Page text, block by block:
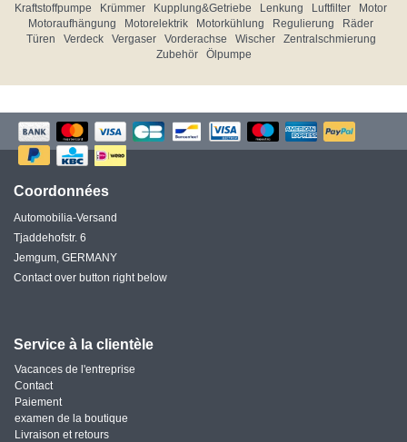
Kraftstoffpumpe
Krümmer Kupplung&Getriebe Lenkung Luftfilter
Motor
Motoraufhängung
Motorelektrik Motorkühlung Regulierung
Räder
Türen
Verdeck Vergaser Vorderachse Wischer
Zentralschmierung
Zubehör
Ölpumpe
Coordonnées
Automobilia-Versand
Tjaddehofstr. 6
Jemgum, GERMANY
Contact over button right below
Service à la clientèle
Vacances de l'entreprise
Contact
Paiement
examen de la boutique
Livraison et retours